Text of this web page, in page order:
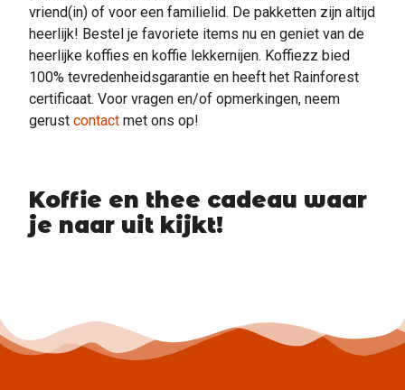
vriend(in) of voor een familielid. De pakketten zijn altijd
heerlijk! Bestel je favoriete items nu en geniet van de
heerlijke koffies en koffie lekkernijen. Koffiezz bied
100% tevredenheidsgarantie en heeft het Rainforest
certificaat. Voor vragen en/of opmerkingen, neem
gerust contact met ons op!
Koffie en thee cadeau waar
je naar uit kijkt!